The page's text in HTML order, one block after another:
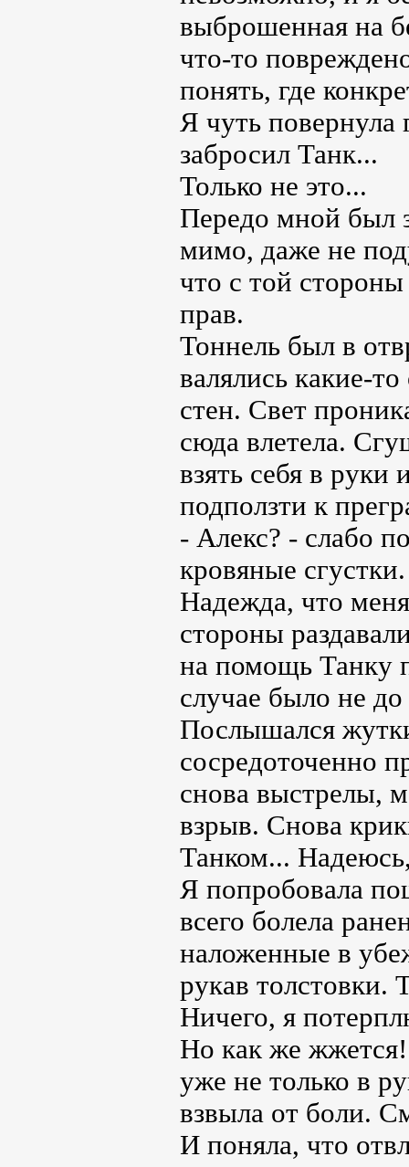
выброшенная на
что-то
понять, где
Я чуть повернула
забросил Танк...
Только не это...
Передо мной был
мимо, даже не
что с той
прав.
Тоннель был в
валялись какие-
стен. Свет
сюда влетела.
взять себя в руки
подползти к
- Алекс? - слабо
кровяные
Надежда, что
стороны
на помощь Танку
случае было не
Послышался
сосредоточенно
снова выстрелы,
взрыв. Снова
Танком...
Я попробовала
всего болела
наложенные в
рукав толстовки.
Ничего, я
Но как же
уже не только в
взвыла от боли.
И поняла, что